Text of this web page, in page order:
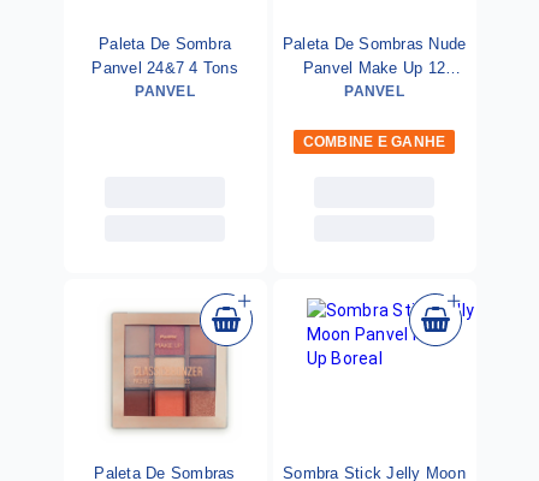
Paleta De Sombra
Panvel 24&7 4 Tons
PANVEL
Paleta De Sombras Nude
Panvel Make Up 12
Cores
PANVEL
COMBINE E GANHE
Paleta De Sombras
Sombra Stick Jelly Moon